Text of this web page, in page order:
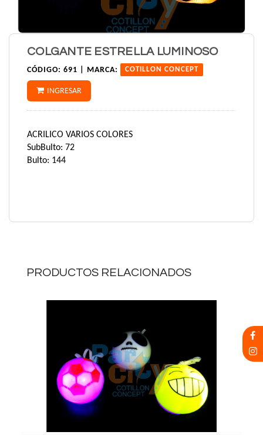
COLGANTE ESTRELLA LUMINOSO
CÓDIGO: 691 | MARCA: COTILLON CONCEPT
INGRESAR
ACRILICO VARIOS COLORES
SubBulto: 72
Bulto: 144
PRODUCTOS RELACIONADOS